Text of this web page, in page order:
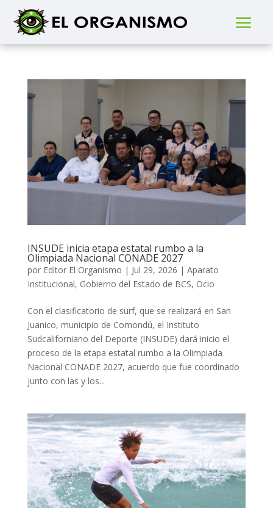
INSUDE inicia etapa estatal rumbo a la
Olimpiada Nacional CONADE 2027
por Editor El Organismo | Jul 29, 2026 | Aparato
Institucional, Gobierno del Estado de BCS, Ocio
Con el clasificatorio de surf, que se realizará en San
Juanico, municipio de Comondú, el Instituto
Sudcaliforniano del Deporte (INSUDE) dará inicio el
proceso de la etapa estatal rumbo a la Olimpiada
Nacional CONADE 2027, acuerdo que fue coordinado
junto con las y los...